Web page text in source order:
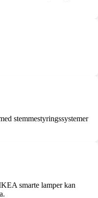
stemmestyringssystemer
smarte lamper kan